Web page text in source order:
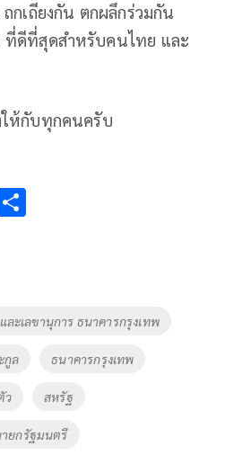
กเถียงกัน ตกผลึกร่วมกัน
ที่ดีที่สุดสำหรับคนไทย และ
ให้กับทุกคนครับ
ะเลขานุการ ธนาคารกรุงเทพ
กูล ธนาคารกรุงเทพ
ว สหรัฐ
ยกรัฐมนตรี